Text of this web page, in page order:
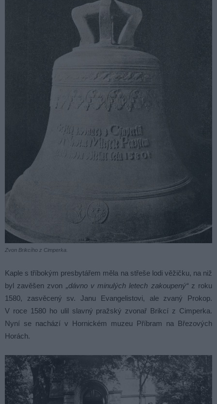
Zvon Brikcího z Cimperka.
Kaple s tříbokým presbytářem měla na střeše lodi věžičku, na niž
byl zavěšen zvon „dávno v minulých letech zakoupený“z roku
1580, zasvěcený sv. Janu Evangelistovi, ale zvaný Prokop.
V roce 1580 ho ulil slavný pražský zvonař Brikcí z Cimperka.
Nyní se nachází v Hornickém muzeu Příbram na Březových
Horách.